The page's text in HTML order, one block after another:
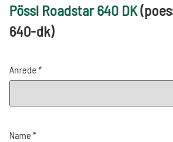
Pössl Roadstar 640 DK(
640-dk)
Anrede*
Name*